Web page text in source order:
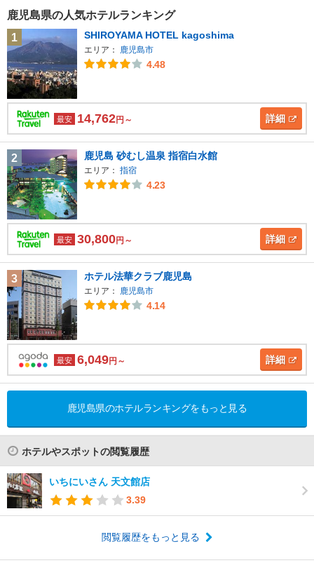
鹿児島県の人気ホテルランキング
1
SHIROYAMA HOTEL kagoshima
エリア： 鹿児島市
4.48
最安 14,762円～ 詳細
2 鹿児島 砂むし温泉 指宿白水館
エリア： 指宿
4.23
最安 30,800円～ 詳細
3 ホテル法華クラブ鹿児島
エリア： 鹿児島市
4.14
最安 6,049円～ 詳細
鹿児島県のホテルランキングをもっと見る
ホテルやスポットの閲覧履歴
いちにいさん 天文館店
3.39
閲覧履歴をもっと見る